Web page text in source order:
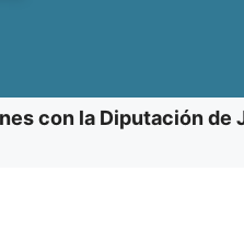
con la Diputación de